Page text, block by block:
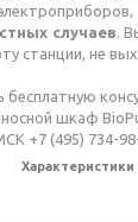
случаев .
станции, не
бесплатную
шкаф
+7 (495) 734-
Характеристики